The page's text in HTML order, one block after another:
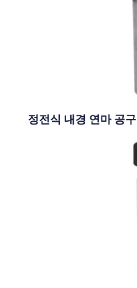
정전식 내경 연마 공구